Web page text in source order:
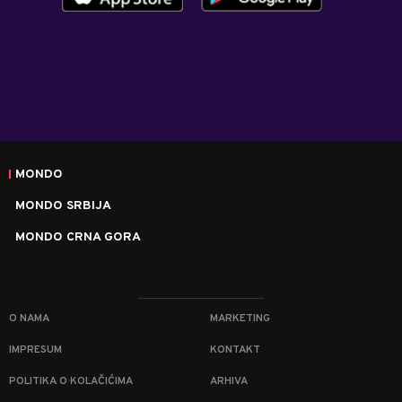
MONDO
MONDO SRBIJA
MONDO CRNA GORA
O NAMA MARKETING
IMPRESUM KONTAKT
POLITIKA O KOLAČIĆIMA ARHIVA